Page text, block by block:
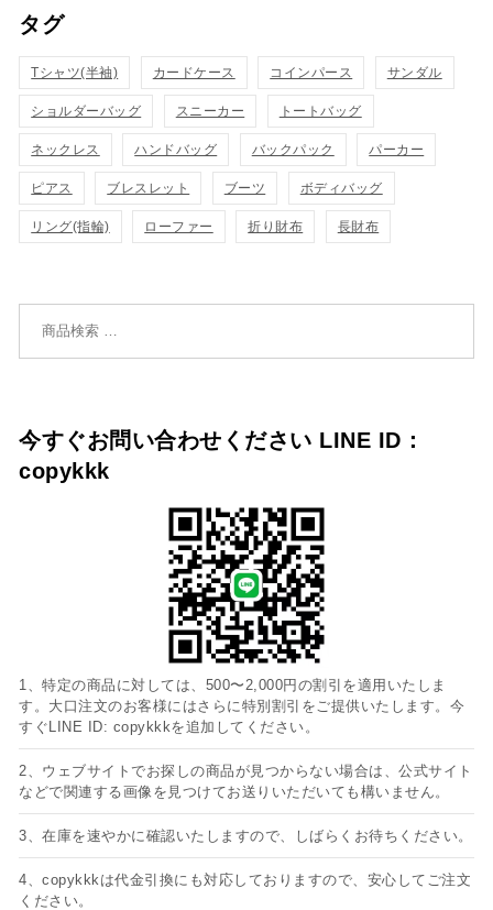
タグ
Tシャツ(半袖) カードケース コインパース サンダル
ショルダーバッグ スニーカー トートバッグ
ネックレス ハンドバッグ バックパック パーカー
ピアス ブレスレット ブーツ ボディバッグ
リング(指輪) ローファー 折り財布 長財布
今すぐお問い合わせください LINE ID：
copykkk
1、特定の商品に対しては、500〜2,000円の割引を適用いたしま
す。大口注文のお客様にはさらに特別割引をご提供いたします。今
すぐLINE ID: copykkkを追加してください。
2、ウェブサイトでお探しの商品が見つからない場合は、公式サイト
などで関連する画像を見つけてお送りいただいても構いません。
3、在庫を速やかに確認いたしますので、しばらくお待ちください。
4、copykkkは代金引換にも対応しておりますので、安心してご注文
ください。